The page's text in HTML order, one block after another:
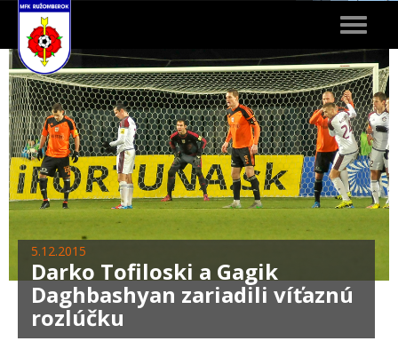
Toggle
5.12.2015
Darko Tofiloski a Gagik
Daghbashyan zariadili víťaznú
rozlúčku